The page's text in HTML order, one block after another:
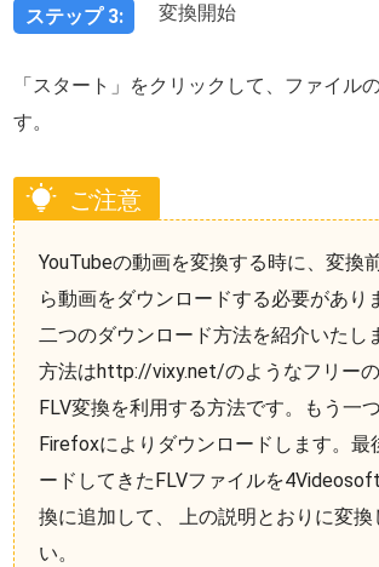
ステップ 3: 変換開始
「スタート」をクリックして、ファイル
す。
ご注意
YouTubeの動画を変換する時に、変換
ら動画をダウンロードする必要があり
二つのダウンロード方法を紹介いたし
方法はhttp://vixy.net/のようなフリー
FLV変換を利用する方法です。もう一
Firefoxによりダウンロードします。最
ードしてきたFLVファイルを
換に追加して、 上の説明とおりに変換
い。